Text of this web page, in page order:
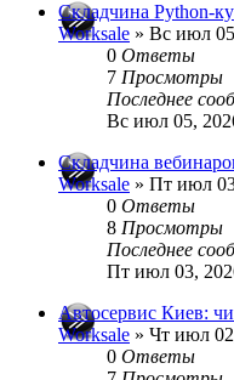
Складчина Python-
Worksale » Вс июл
0 Ответы
7 Просмотры
Последнее
Вс июл 05,
Складчина
Worksale » Пт июл
0 Ответы
8 Просмотры
Последнее
Пт июл 03,
Автосервис Киев:
Worksale » Чт июл
0 Ответы